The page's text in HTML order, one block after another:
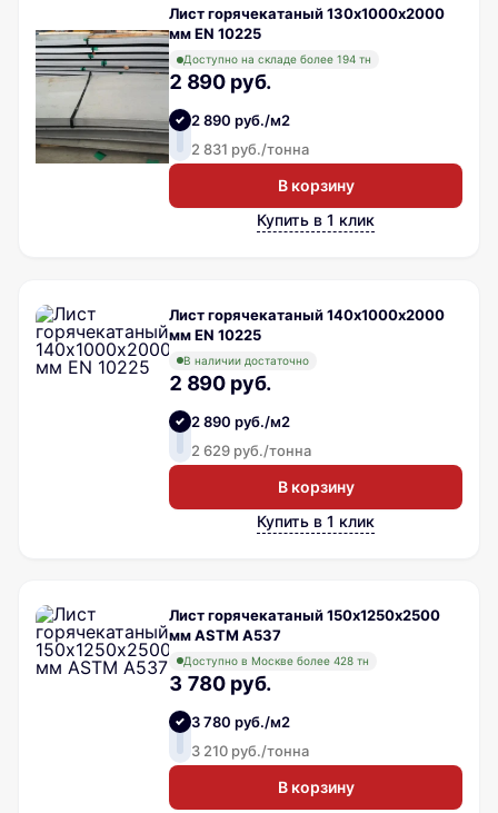
Лист горячекатаный 130х1000х2000
мм EN 10225
Доступно на складе более 194 тн
2 890 руб.
2 890 руб./м2
2 831 руб./тонна
В корзину
Купить в 1 клик
Лист горячекатаный 140х1000х2000
мм EN 10225
В наличии достаточно
2 890 руб.
2 890 руб./м2
2 629 руб./тонна
В корзину
Купить в 1 клик
Лист горячекатаный 150х1250х2500
мм ASTM A537
Доступно в Москве более 428 тн
3 780 руб.
3 780 руб./м2
3 210 руб./тонна
В корзину